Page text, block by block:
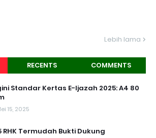
Lebih lama
RECENTS COMMENTS
Standar Kertas E-Ijazah 2025: A4 80
15, 2025
RHK Termudah Bukti Dukung